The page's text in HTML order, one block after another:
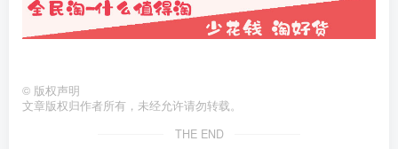
© 版权声明
文章版权归作者所有，未经允许请勿转载。
THE END